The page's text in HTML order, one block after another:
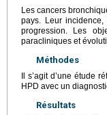
Les cancers
pays. Leur
progression. Les
paracliniques et
Méthodes
Il s’agit d’une étude
HPD avec un
Résultats